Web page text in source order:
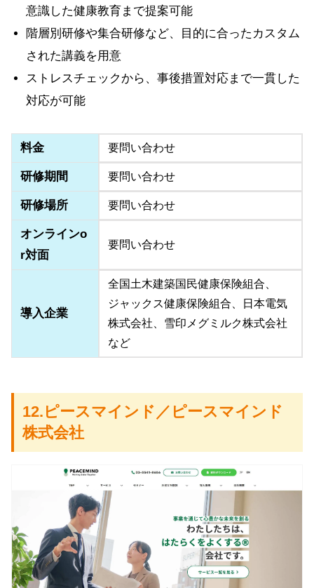
意識した健康教育まで提案可能
階層別研修や集合研修など、目的に合ったカスタム
された講義を用意
ストレスチェックから、事後措置対応まで一貫した
対応が可能
料金 要問い合わせ
研修期間 要問い合わせ
研修場所 要問い合わせ
オンラインo
r対面
要問い合わせ
導入企業
全国土木建築国民健康保険組合、
ジャックス健康保険組合、日本電気
株式会社、雪印メグミルク株式会社
など
12.ピースマインド／ピースマインド
株式会社